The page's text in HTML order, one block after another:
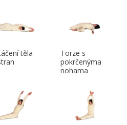
těla
Torze s
pokrčenýma
nohama